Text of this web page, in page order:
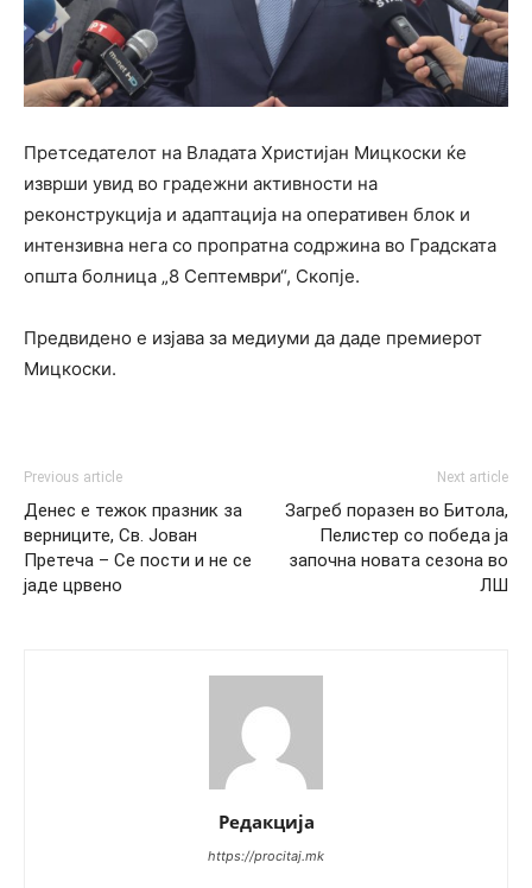
Претседателот на Владата Христијан Мицкоски ќе
изврши увид во градежни активности на
реконструкција и адаптација на оперативен блок и
интензивна нега со пропратна содржина во Градската
општа болница „8 Септември“, Скопје.
Предвидено е изјава за медиуми да даде премиерот
Мицкоски.
Previous article
Денес е тежок празник за
верниците, Св. Јован
Претеча – Се пости и не се
јаде црвено
Next article
Загреб поразен во Битола,
Пелистер со победа ја
започна новата сезона во
ЛШ
Редакција
https://procitaj.mk